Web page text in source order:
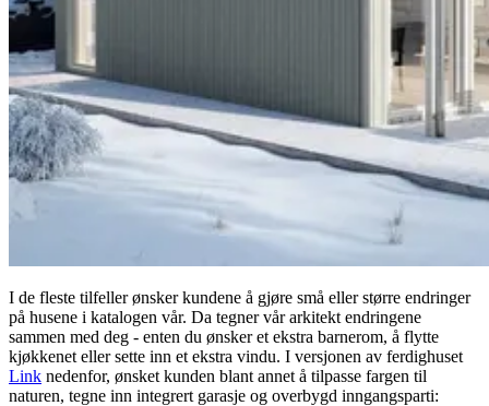
I de fleste tilfeller ønsker kundene å gjøre små eller større endringer
på husene i katalogen vår. Da tegner vår arkitekt endringene
sammen med deg - enten du ønsker et ekstra barnerom, å flytte
kjøkkenet eller sette inn et ekstra vindu. I versjonen av ferdighuset
Link nedenfor, ønsket kunden blant annet å tilpasse fargen til
naturen, tegne inn integrert garasje og overbygd inngangsparti: